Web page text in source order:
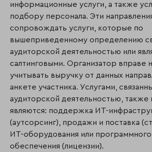
информационные услуги, а также
подбору персонала. Эти
сопровождать услуги, которые по
вышеприведенному определению
аудиторской деятельностью или
салтинговыми. Организатор вправе
учитывать выручку от данных
анкете участника. Услугами,
аудиторской деятельностью, также
являются: поддержка ИТ-
(аутсорсинг), продажи и поставка
ИТ-оборудования или программного
обеспечения (лицензии).